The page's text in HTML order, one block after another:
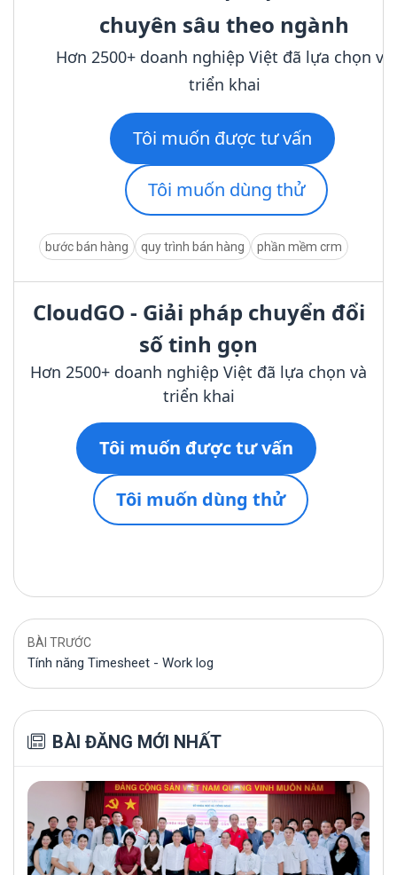
chuyên sâu theo ngành
Hơn 2500+ doanh nghiệp Việt đã lựa chọn và
triển khai
Tôi muốn được tư vấn
Tôi muốn dùng thử
bước bán hàng quy trình bán hàng phần mềm crm
CloudGO - Giải pháp chuyển đổi
số tinh gọn
Hơn 2500+ doanh nghiệp Việt đã lựa chọn và
triển khai
Tôi muốn được tư vấn
Tôi muốn dùng thử
BÀI TRƯỚC
Tính năng Timesheet - Work log
BÀI ĐĂNG MỚI NHẤT